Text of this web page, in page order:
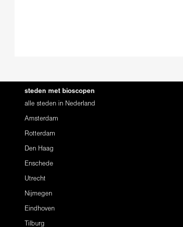
steden met bioscopen
alle steden in Nederland
Amsterdam
Rotterdam
Den Haag
Enschede
Utrecht
Nijmegen
Eindhoven
Tilburg